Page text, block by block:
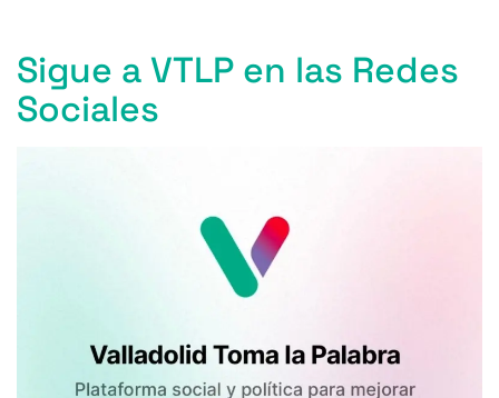
Sigue a VTLP en las Redes
Sociales